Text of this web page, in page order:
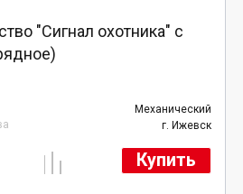
"Сигнал охотника" с
Механический
г. Ижевск
Купить